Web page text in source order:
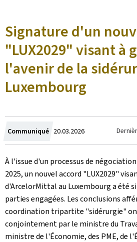
Signature d'un
"LUX2029" visant à
l'avenir de la
Luxembourg
Communiqué Crée
le
20.03.2026
À l'issue d'un processus de
2025, un nouvel accord "LUX2029"
d'ArcelorMittal au Luxembourg a été
parties engagées. Les conclusions
coordination tripartite "sidérurgie"
conjointement par le ministre du
ministre de l'Économie, des PME, de